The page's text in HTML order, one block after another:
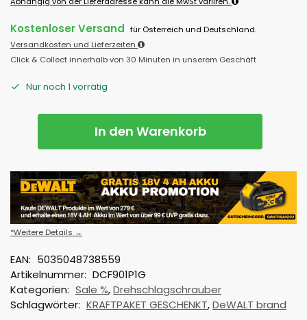
Kostenloser Versand für Österreich und Deutschland.
Versandkosten und Lieferzeiten
Click & Collect innerhalb von 30 Minuten in unserem Geschäft
Nur noch 1 vorrätig
In den Warenkorb
*Weitere Details →
EAN: 5035048738559
Artikelnummer: DCF901P1G
Kategorien: Sale %,Drehschlagschrauber
Schlagwörter: KRAFTPAKET GESCHENKT,DeWALT brand